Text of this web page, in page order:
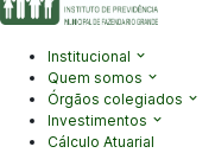
Institucional
Quem somos
Órgãos colegiados
Investimentos
Cálculo Atuarial